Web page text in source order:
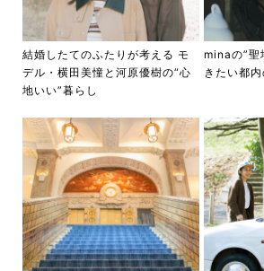
結婚したてのふたりが考える モ
デル・横田美憧と河原優樹の“心
地いい”暮らし
minaの”
きたい都